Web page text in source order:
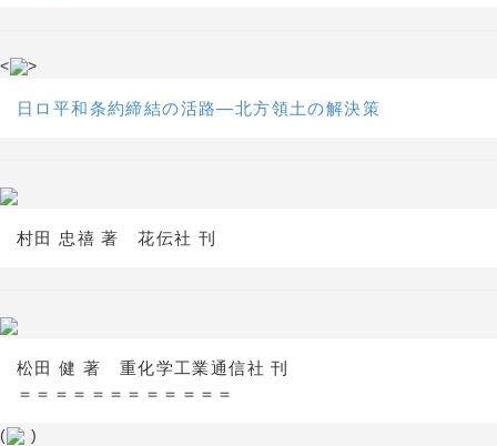
< >
日ロ平和条約締結の活路―北方領土の解決策
村田 忠禧 著 花伝社 刊
松田 健 著 重化学工業通信社 刊
＝＝＝＝＝＝＝＝＝＝＝＝
( )